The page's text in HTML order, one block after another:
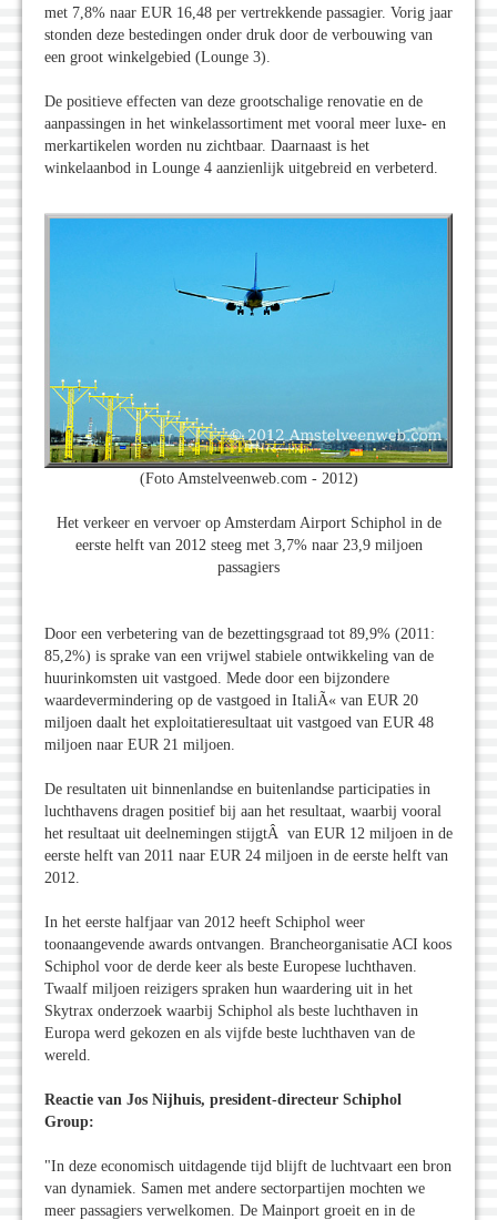
met 7,8% naar EUR 16,48 per vertrekkende passagier. Vorig jaar
stonden deze bestedingen onder druk door de verbouwing van
een groot winkelgebied (Lounge 3).
De positieve effecten van deze grootschalige renovatie en de
aanpassingen in het winkelassortiment met vooral meer luxe- en
merkartikelen worden nu zichtbaar. Daarnaast is het
winkelaanbod in Lounge 4 aanzienlijk uitgebreid en verbeterd.
(Foto Amstelveenweb.com - 2012)
Het verkeer en vervoer op Amsterdam Airport Schiphol in de
eerste helft van 2012 steeg met 3,7% naar 23,9 miljoen
passagiers
Door een verbetering van de bezettingsgraad tot 89,9% (2011:
85,2%) is sprake van een vrijwel stabiele ontwikkeling van de
huurinkomsten uit vastgoed. Mede door een bijzondere
waardevermindering op de vastgoed in ItaliÃ« van EUR 20
miljoen daalt het exploitatieresultaat uit vastgoed van EUR 48
miljoen naar EUR 21 miljoen.
De resultaten uit binnenlandse en buitenlandse participaties in
luchthavens dragen positief bij aan het resultaat, waarbij vooral
het resultaat uit deelnemingen stijgtÂ van EUR 12 miljoen in de
eerste helft van 2011 naar EUR 24 miljoen in de eerste helft van
2012.
In het eerste halfjaar van 2012 heeft Schiphol weer
toonaangevende awards ontvangen. Brancheorganisatie ACI koos
Schiphol voor de derde keer als beste Europese luchthaven.
Twaalf miljoen reizigers spraken hun waardering uit in het
Skytrax onderzoek waarbij Schiphol als beste luchthaven in
Europa werd gekozen en als vijfde beste luchthaven van de
wereld.
Reactie van Jos Nijhuis, president-directeur Schiphol
Group:
"In deze economisch uitdagende tijd blijft de luchtvaart een bron
van dynamiek. Samen met andere sectorpartijen mochten we
meer passagiers verwelkomen. De Mainport groeit en in de